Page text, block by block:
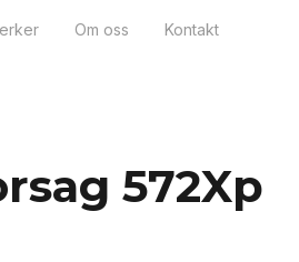
Om oss Kontakt
572Xp